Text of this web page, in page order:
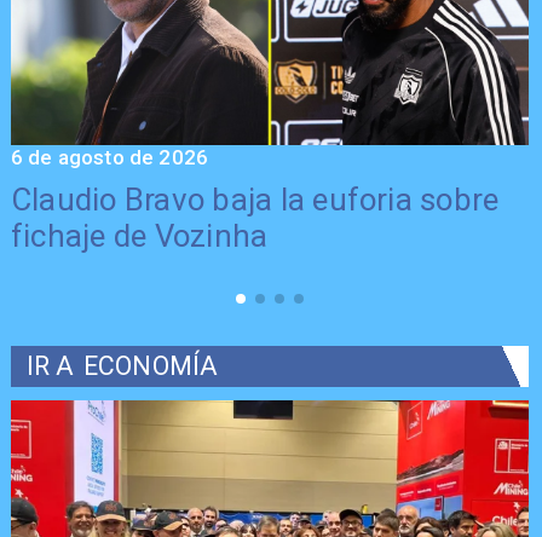
Claudio Bravo baja la euforia sobre
fichaje de Vozinha
6 de agosto de 2026
IR A ECONOMÍA